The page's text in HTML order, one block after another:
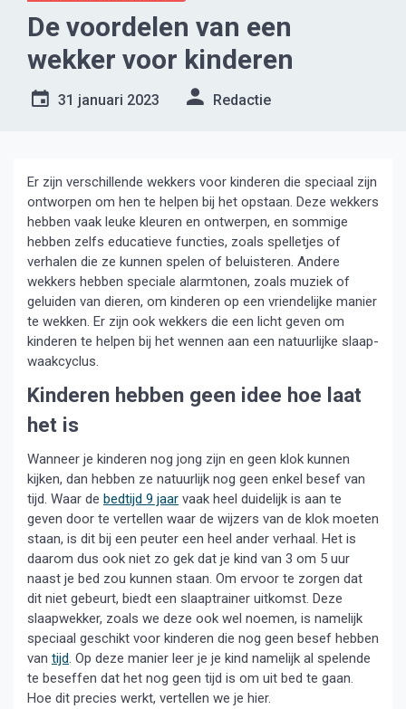
De voordelen van een
wekker voor kinderen
31 januari 2023 Redactie
Er zijn verschillende wekkers voor kinderen die speciaal zijn
ontworpen om hen te helpen bij het opstaan. Deze wekkers
hebben vaak leuke kleuren en ontwerpen, en sommige
hebben zelfs educatieve functies, zoals spelletjes of
verhalen die ze kunnen spelen of beluisteren. Andere
wekkers hebben speciale alarmtonen, zoals muziek of
geluiden van dieren, om kinderen op een vriendelijke manier
te wekken. Er zijn ook wekkers die een licht geven om
kinderen te helpen bij het wennen aan een natuurlijke slaap-
waakcyclus.
Kinderen hebben geen idee hoe laat
het is
Wanneer je kinderen nog jong zijn en geen klok kunnen
kijken, dan hebben ze natuurlijk nog geen enkel besef van
tijd. Waar de bedtijd 9 jaar vaak heel duidelijk is aan te
geven door te vertellen waar de wijzers van de klok moeten
staan, is dit bij een peuter een heel ander verhaal. Het is
daarom dus ook niet zo gek dat je kind van 3 om 5 uur
naast je bed zou kunnen staan. Om ervoor te zorgen dat
dit niet gebeurt, biedt een slaaptrainer uitkomst. Deze
slaapwekker, zoals we deze ook wel noemen, is namelijk
speciaal geschikt voor kinderen die nog geen besef hebben
van tijd. Op deze manier leer je je kind namelijk al spelende
te beseffen dat het nog geen tijd is om uit bed te gaan.
Hoe dit precies werkt, vertellen we je hier.